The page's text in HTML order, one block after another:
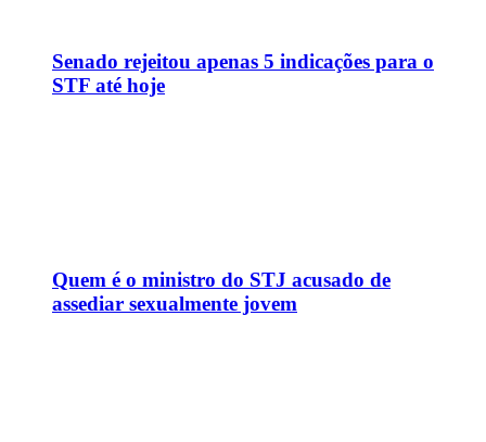
Senado rejeitou apenas 5 indicações para o
STF até hoje
Quem é o ministro do STJ acusado de
assediar sexualmente jovem